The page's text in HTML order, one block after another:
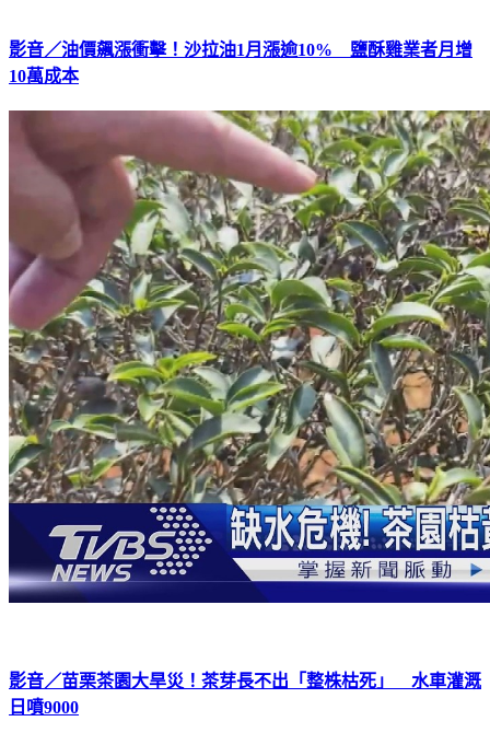
影音／油價飆漲衝擊！沙拉油1月漲逾10% 鹽酥雞業者月增
10萬成本
影音／苗栗茶園大旱災！茶芽長不出「整株枯死」 水車灌溉
日噴9000